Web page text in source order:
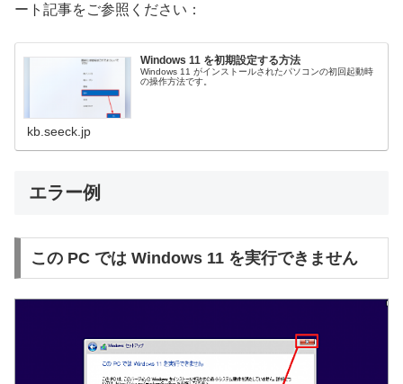
ート記事をご参照ください：
Windows 11 を初期設定する方法
Windows 11 がインストールされたパソコンの初回起動時
の操作方法です。
kb.seeck.jp
エラー例
この PC では Windows 11 を実行できません